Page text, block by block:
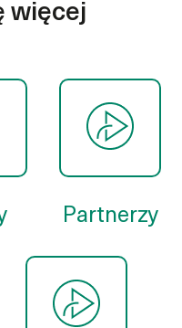
więcej
Partnerzy